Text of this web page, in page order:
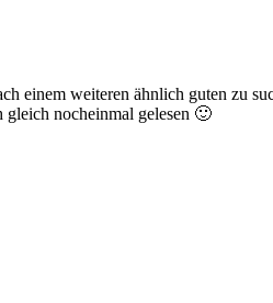
einem weiteren ähnlich guten zu
gleich nocheinmal gelesen 🙂